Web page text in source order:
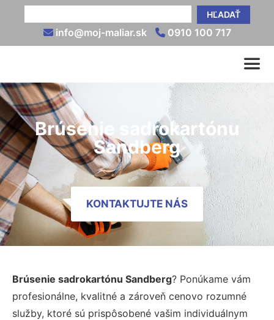
HĽADAŤ
info@moj-maliar.sk 0910 100 717
Brúsenie sadrokartónu
Sandberg
KONTAKTUJTE NÁS
Brúsenie sadrokartónu Sandberg? Ponúkame vám
profesionálne, kvalitné a zároveň cenovo rozumné
služby, ktoré sú prispôsobené vašim individuálnym